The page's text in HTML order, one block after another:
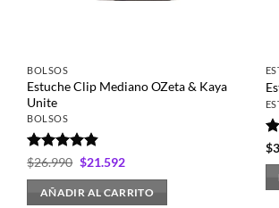
BOLSOS
Estuche Clip Mediano OZeta & Kaya
Unite
BOLSOS
Valorado
$26.990 El
original
era:
$21.592El
actual
es:
AÑADIR AL CARRITO
$